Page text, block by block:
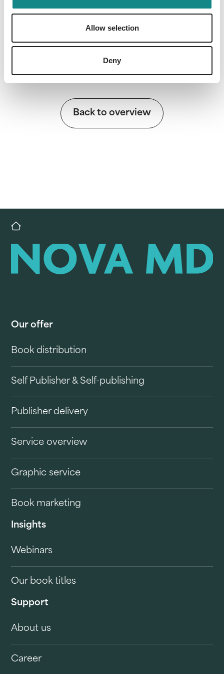
Allow selection
Deny
Information
Back to overview
Our offer
Book distribution
Self Publisher & Self-publishing
Publisher delivery
Service overview
Graphic service
Book marketing
Insights
Webinars
Our book titles
Support
About us
Career